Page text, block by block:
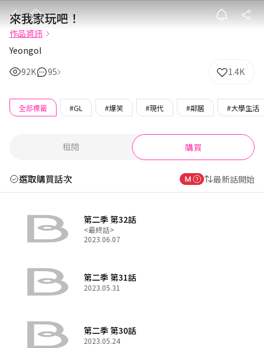
來我家玩吧！
來我家玩吧！
作品資訊
Yeongol
92K
95 1.4K
全部標籤 #GL #爆笑 #現代 #鄰居 #大學生活
租閱 購買
選取購買話次 最新話開始
第二季 第32話
<最終話>
2023.06.07
第二季 第31話
2023.05.31
第二季 第30話
2023.05.24